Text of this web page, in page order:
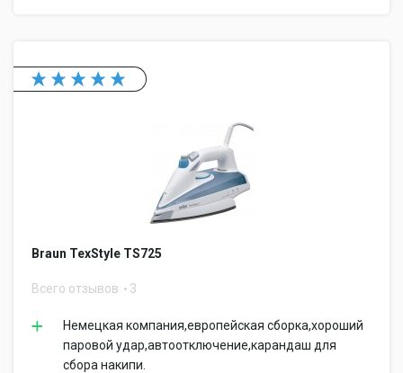
Braun TexStyle TS725
Всего отзывов 3
Немецкая компания,европейская сборка,хороший
паровой удар,автоотключение,карандаш для
сбора накипи.